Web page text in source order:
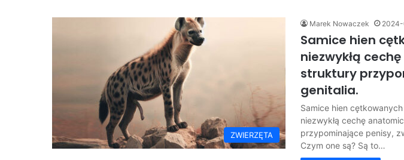
ZWIERZĘTA
Marek Nowaczek
Samice hien
niezwykłą
struktury
genitalia.
Samice hien
niezwykłą cechę
przypominające penisy,
Czym one są? Są to…